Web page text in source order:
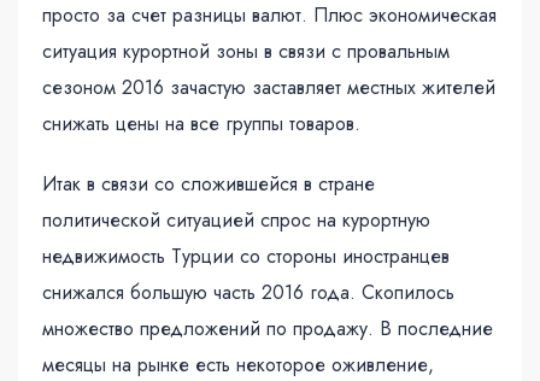
просто за счет разницы валют. Плюс экономическая
ситуация курортной зоны в связи с провальным
сезоном 2016 зачастую заставляет местных жителей
снижать цены на все группы товаров.
Итак в связи со сложившейся в стране
политической ситуацией спрос на курортную
недвижимость Турции со стороны иностранцев
снижался большую часть 2016 года. Скопилось
множество предложений по продажу. В последние
месяцы на рынке есть некоторое оживление,